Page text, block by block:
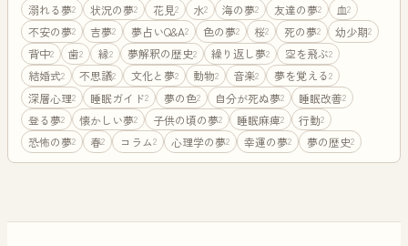
溺れる夢2 状況の夢2 花見2 水2 海の夢2 友達の夢2 血2
不安の夢2 吉夢2 夢占いQ&A2 色の夢2 桜2 死の夢2 幼少期2
背中2 歯2 縁2 夢解釈の歴史2 繰り返し夢2 空を飛ぶ2
結婚式2 不思議2 文化と夢2 動物2 音楽2 夢を覚える2
深層心理2 睡眠ガイド2 夢の色2 自分が死ぬ夢2 睡眠改善2
登る夢2 懐かしい夢2 子供の頃の夢2 睡眠麻痺2 行動2
恐怖の夢2 春2 コラム2 心理学の夢2 幸運の夢2 夢の歴史2